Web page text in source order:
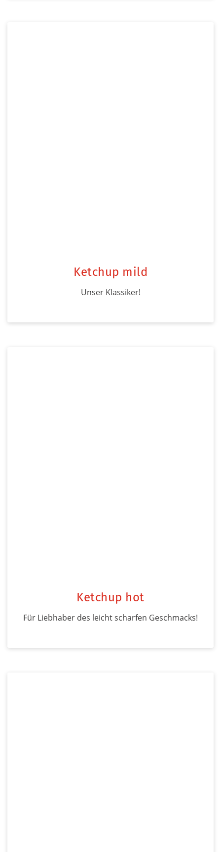
Ketchup mild
Unser Klassiker!
Ketchup hot
Für Liebhaber des leicht scharfen Geschmacks!